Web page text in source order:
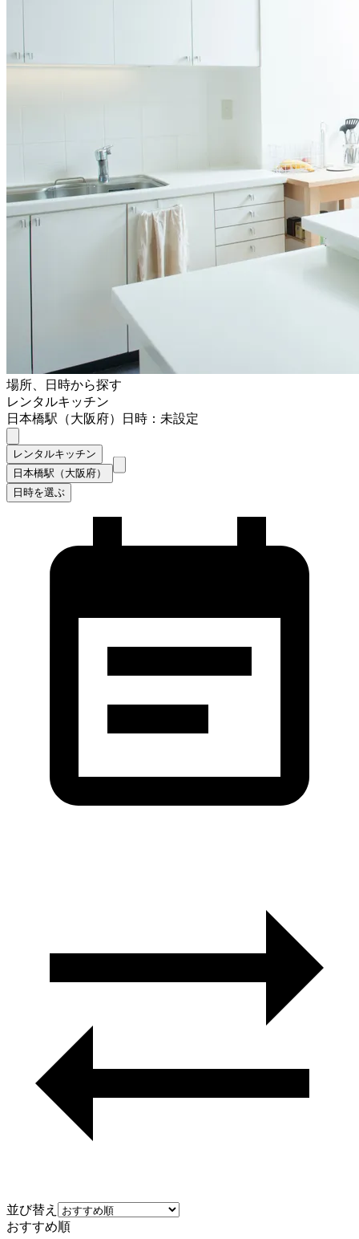
場所、日時から探す
レンタルキッチン
日本橋駅（大阪府）
日時：未設定
レンタルキッチン
日本橋駅（大阪府）
日時を選ぶ
並び替え
おすすめ順